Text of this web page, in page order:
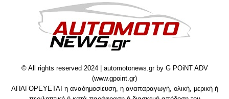
© All rights reserved 2024 | automotonews.gr by G POiNT ADV
(www.gpoint.gr)
ΑΠΑΓΟΡΕΥΕΤΑΙ η αναδημοσίευση, η αναπαραγωγή, ολική, μερική ή